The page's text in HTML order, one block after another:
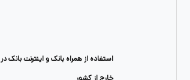
استفاده از همراه بانک و اینترنت بانک در